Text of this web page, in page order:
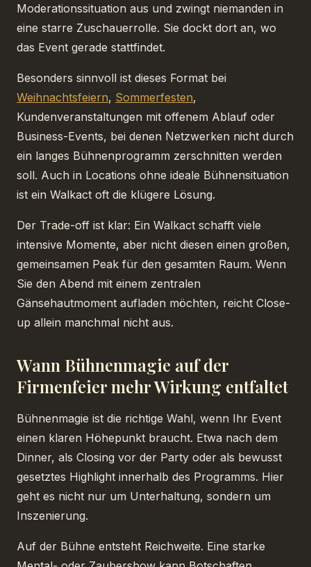
Moderationssituation aus und zwingt niemanden in
eine starre Zuschauerrolle. Sie dockt dort an, wo
das Event gerade stattfindet.
Besonders sinnvoll ist dieses Format bei
Weihnachtsfeiern, Sommerfesten,
Kundenveranstaltungen mit offenem Ablauf oder
Business-Events, bei denen Netzwerken nicht durch
ein langes Bühnenprogramm zerschnitten werden
soll. Auch in Locations ohne ideale Bühnensituation
ist ein Walkact oft die klügere Lösung.
Der Trade-off ist klar: Ein Walkact schafft viele
intensive Momente, aber nicht diesen einen großen,
gemeinsamen Peak für den gesamten Raum. Wenn
Sie den Abend mit einem zentralen
Gänsehautmoment aufladen möchten, reicht Close-
up allein manchmal nicht aus.
Wann Bühnenmagie auf der
Firmenfeier mehr Wirkung entfaltet
Bühnenmagie ist die richtige Wahl, wenn Ihr Event
einen klaren Höhepunkt braucht. Etwa nach dem
Dinner, als Closing vor der Party oder als bewusst
gesetztes Highlight innerhalb des Programms. Hier
geht es nicht nur um Unterhaltung, sondern um
Inszenierung.
Auf der Bühne entsteht Reichweite. Eine starke